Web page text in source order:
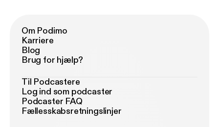
Om Podimo
Karriere
Blog
Brug for hjælp?
Til Podcastere
Log ind som podcaster
Podcaster FAQ
Fællesskabsretningslinjer